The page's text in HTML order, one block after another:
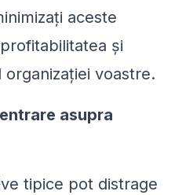
aceste
și
voastre.
asupra
tipice pot distrage